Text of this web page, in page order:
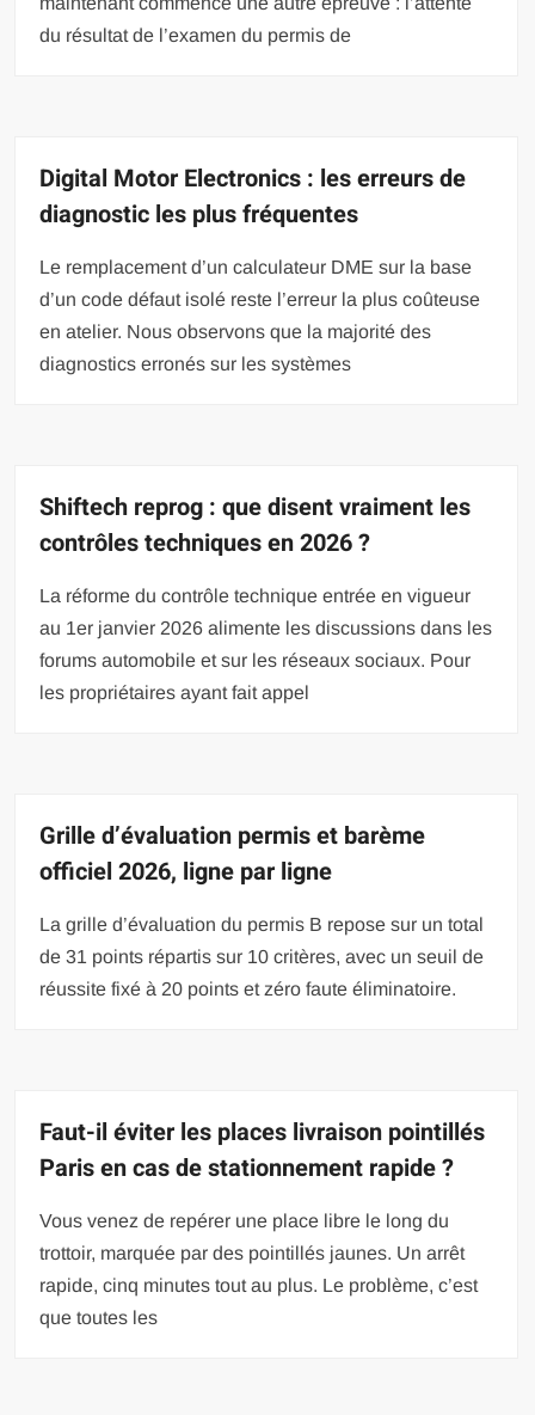
du résultat de l’examen du permis de
Digital Motor Electronics : les erreurs de
diagnostic les plus fréquentes
Le remplacement d’un calculateur DME sur la base
d’un code défaut isolé reste l’erreur la plus coûteuse
en atelier. Nous observons que la majorité des
diagnostics erronés sur les systèmes
Shiftech reprog : que disent vraiment les
contrôles techniques en 2026 ?
La réforme du contrôle technique entrée en vigueur
au 1er janvier 2026 alimente les discussions dans les
forums automobile et sur les réseaux sociaux. Pour
les propriétaires ayant fait appel
Grille d’évaluation permis et barème
officiel 2026, ligne par ligne
La grille d’évaluation du permis B repose sur un total
de 31 points répartis sur 10 critères, avec un seuil de
réussite fixé à 20 points et zéro faute éliminatoire.
Faut-il éviter les places livraison pointillés
Paris en cas de stationnement rapide ?
Vous venez de repérer une place libre le long du
trottoir, marquée par des pointillés jaunes. Un arrêt
rapide, cinq minutes tout au plus. Le problème, c’est
que toutes les